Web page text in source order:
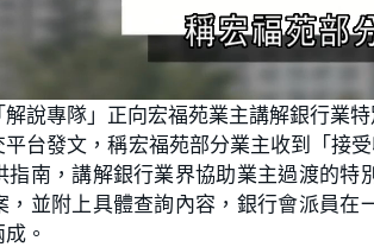
a
d
d
4
9
0
9
解說專隊」正向宏福苑業主講解銀行業
台發文，稱宏福苑部分業主收到「接
南，講解銀行業界協助業主過渡的特
，並附上具體查詢內容，銀行會派員
。